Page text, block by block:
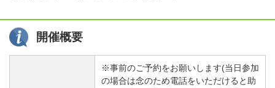
開催概要
※事前のご予約をお願いします(当日参加
の場合は念のため電話をいただけると助